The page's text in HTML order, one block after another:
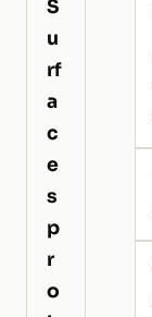
S
u
rf
a
c
e
s
p
r
o